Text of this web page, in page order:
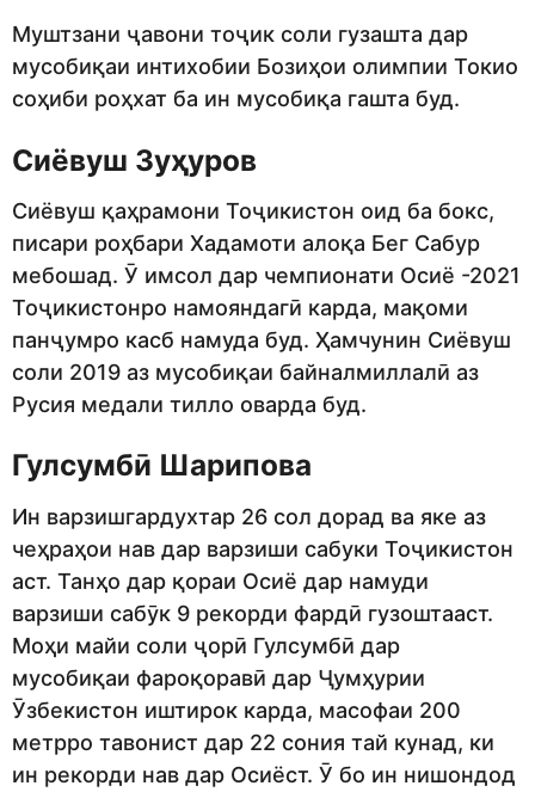
Муштзани ҷавони тоҷик соли гузашта дар
мусобиқаи интихобии Бозиҳои олимпии Токио
соҳиби роҳхат ба ин мусобиқа гашта буд.
Сиёвуш Зуҳуров
Сиёвуш қаҳрамони Тоҷикистон оид ба бокс,
писари роҳбари Хадамоти алоқа Бег Сабур
мебошад. Ӯ имсол дар чемпионати Осиё -2021
Тоҷикистонро намояндагӣ карда, мақоми
панҷумро касб намуда буд. Ҳамчунин Сиёвуш
соли 2019 аз мусобиқаи байналмиллалӣ аз
Русия медали тилло оварда буд.
Гулсумбӣ Шарипова
Ин варзишгардухтар 26 сол дорад ва яке аз
чеҳраҳои нав дар варзиши сабуки Тоҷикистон
аст. Танҳо дар қораи Осиё дар намуди
варзиши сабӯк 9 рекорди фардӣ гузоштааст.
Моҳи майи соли ҷорӣ Гулсумбӣ дар
мусобиқаи фароқоравӣ дар Ҷумҳурии
Ӯзбекистон иштирок карда, масофаи 200
метрро тавонист дар 22 сония тай кунад, ки
ин рекорди нав дар Осиёст. Ӯ бо ин нишондод